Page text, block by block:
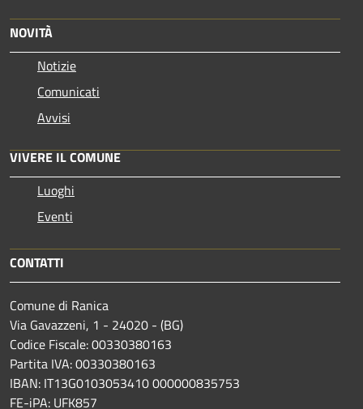
NOVITÀ
Notizie
Comunicati
Avvisi
VIVERE IL COMUNE
Luoghi
Eventi
CONTATTI
Comune di Ranica
Via Gavazzeni, 1 - 24020 - (BG)
Codice Fiscale: 00330380163
Partita IVA: 00330380163
IBAN: IT13G0103053410 000000835753
FE-iPA: UFK857